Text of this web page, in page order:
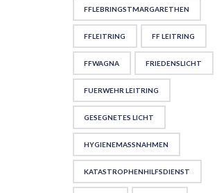
FFLEBRINGSTMARGARETHEN
FFLEITRING FF LEITRING
FFWAGNA FRIEDENSLICHT
FUERWEHR LEITRING
GESEGNETES LICHT
HYGIENEMASSNAHMEN
KATASTROPHENHILFSDIENST